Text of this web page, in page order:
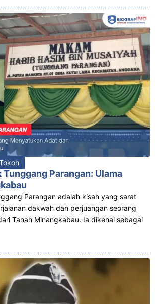
Parangan: Ulama
Parangan adalah kisah yang sarat
dakwah dan perjuangan seorang
Tanah Minangkabau. Ia dikenal sebagai